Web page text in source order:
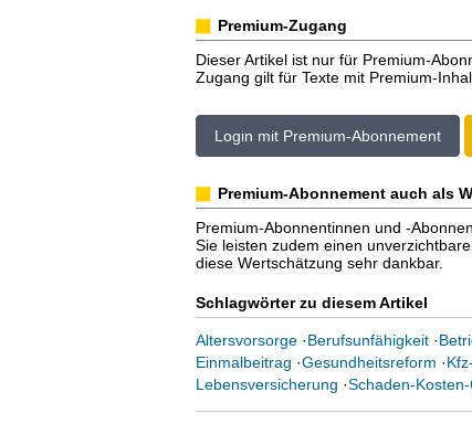
Premium-Zugang
Dieser Artikel ist nur für Premium-
Zugang gilt für Texte mit Premium-
Login mit Premium-Abonnement
Premium-Abonnement auch als
Premium-Abonnentinnen und -
Sie leisten zudem einen
diese Wertschätzung sehr dankbar.
Schlagwörter zu diesem Artikel
Altersvorsorge·Berufsunfähigkeit·
Einmalbeitrag ·Gesundheitsreform ·
Lebensversicherung ·Schaden-